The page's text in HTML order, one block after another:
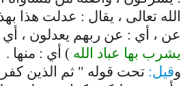
الله تعالى ، يقال : عدلت هذا
عن ، أي : عن ربهم يعدلون ، أي
يشرب بها عباد الله ) أي : منها .
وقيل: تحت قوله " ثم الذين